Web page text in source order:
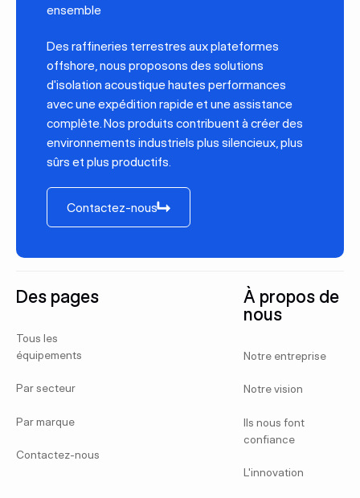
ensemble
Des raffineries terrestres aux plateformes
offshore, nous proposons des solutions
d'isolation acoustique hautes performances
avec une expédition rapide et une assistance
complète. Nos produits contribuent à créer des
environnements industriels plus silencieux, plus
sûrs et plus productifs.
Contactez-nous
Contactez-nous
Des pages
Tous les
équipements
Par secteur
Par marque
Contactez-nous
À propos de
nous
Notre entreprise
Notre vision
Ils nous font
confiance
L'innovation